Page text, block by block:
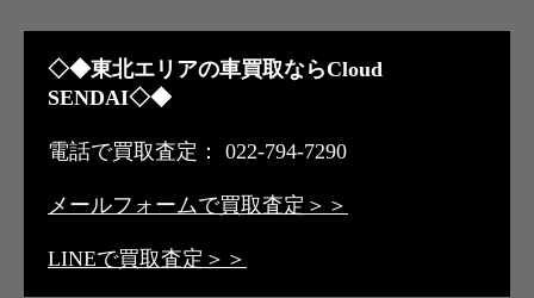
◇◆東北エリアの車買取ならCloud
SENDAI◇◆
電話で買取査定： 022-794-7290
メールフォームで買取査定＞＞
LINEで買取査定＞＞